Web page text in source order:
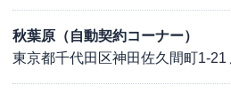
秋葉原（自動契約コーナー）
東京都千代田区神田佐久間町1-21